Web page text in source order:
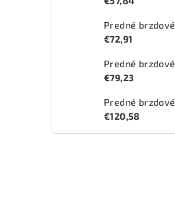
€72,91
€79,23
€120,58